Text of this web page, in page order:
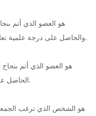
والحاصل على درجة علمية تعادل درجة البكالوريوس ومعتمدة من الشعبة.
الحاصل على درجة علمية أقل من درجة البكالوريوس.
هو الشخص الذي ترغب